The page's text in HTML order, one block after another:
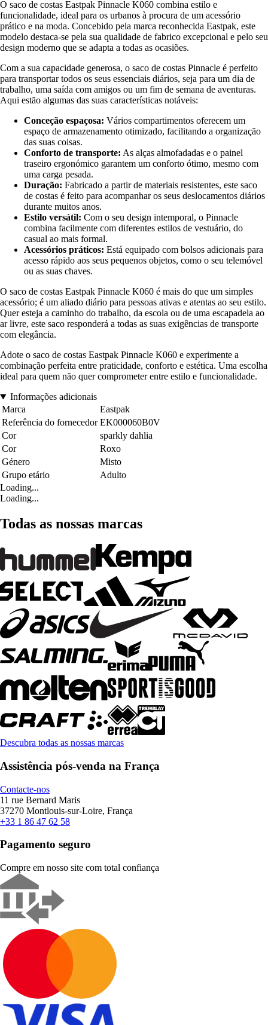
O saco de costas Eastpak Pinnacle K060 combina estilo e
funcionalidade, ideal para os urbanos à procura de um acessório
prático e na moda. Concebido pela marca reconhecida Eastpak, este
modelo destaca-se pela sua qualidade de fabrico excepcional e pelo seu
design moderno que se adapta a todas as ocasiões.
Com a sua capacidade generosa, o saco de costas Pinnacle é perfeito
para transportar todos os seus essenciais diários, seja para um dia de
trabalho, uma saída com amigos ou um fim de semana de aventuras.
Aqui estão algumas das suas características notáveis:
Conceção espaçosa: Vários compartimentos oferecem um
espaço de armazenamento otimizado, facilitando a organização
das suas coisas.
Conforto de transporte: As alças almofadadas e o painel
traseiro ergonómico garantem um conforto ótimo, mesmo com
uma carga pesada.
Duração: Fabricado a partir de materiais resistentes, este saco
de costas é feito para acompanhar os seus deslocamentos diários
durante muitos anos.
Estilo versátil: Com o seu design intemporal, o Pinnacle
combina facilmente com diferentes estilos de vestuário, do
casual ao mais formal.
Acessórios práticos: Está equipado com bolsos adicionais para
acesso rápido aos seus pequenos objetos, como o seu telemóvel
ou as suas chaves.
O saco de costas Eastpak Pinnacle K060 é mais do que um simples
acessório; é um aliado diário para pessoas ativas e atentas ao seu estilo.
Quer esteja a caminho do trabalho, da escola ou de uma escapadela ao
ar livre, este saco responderá a todas as suas exigências de transporte
com elegância.
Adote o saco de costas Eastpak Pinnacle K060 e experimente a
combinação perfeita entre praticidade, conforto e estética. Uma escolha
ideal para quem não quer comprometer entre estilo e funcionalidade.
Informações adicionais
Marca
Eastpak
Referência do fornecedor EK000060B0V
Cor
sparkly dahlia
Cor
Roxo
Género
Misto
Grupo etário
Adulto
Loading...
Loading...
Todas as nossas marcas
Descubra todas as nossas marcas
Assistência pós-venda na França
Contacte-nos
11 rue Bernard Maris
37270 Montlouis-sur-Loire, França
+33 1 86 47 62 58
Pagamento seguro
Compre em nosso site com total confiança